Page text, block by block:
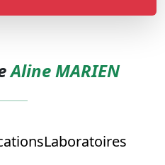
Aline MARIEN
Laboratoires